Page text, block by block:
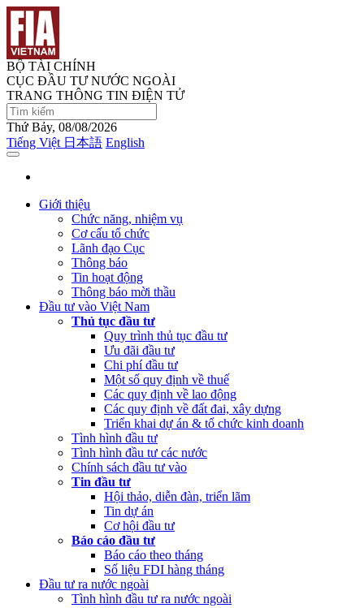
BỘ TÀI CHÍNH
CỤC ĐẦU TƯ NƯỚC NGOÀI
TRANG THÔNG TIN ĐIỆN TỬ
Thứ Bảy, 08/08/2026
Tiếng Việt 日本語 English
Giới thiệu
Chức năng, nhiệm vụ
Cơ cấu tổ chức
Lãnh đạo Cục
Thông báo
Tin hoạt động
Thông báo mời thầu
Đầu tư vào Việt Nam
Thủ tục đầu tư
Quy trình thủ tục đầu tư
Ưu đãi đầu tư
Chi phí đầu tư
Một số quy định về thuế
Các quy định về lao động
Các quy định về đất đai, xây dựng
Triển khai dự án & tổ chức kinh doanh
Tình hình đầu tư
Tình hình đầu tư các nước
Chính sách đầu tư vào
Tin đầu tư
Hội thảo, diễn đàn, triển lãm
Tin dự án
Cơ hội đầu tư
Báo cáo đầu tư
Báo cáo theo tháng
Số liệu FDI hàng tháng
Đầu tư ra nước ngoài
Tình hình đầu tư ra nước ngoài